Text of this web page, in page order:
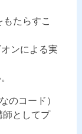
たらすこ
ンによる実
コード）
としてプ